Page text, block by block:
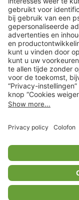
In
Shop
Acties
** Alle prijsopgaven
ᵃ Bij